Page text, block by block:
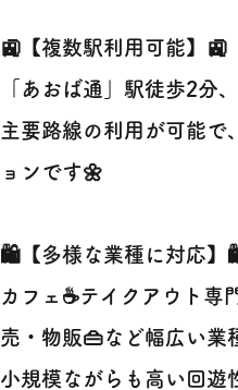
🚉【複数駅利用可能】🚉
「あおば通」駅徒歩2分
主要路線の利用が可能で
ョンです🌼
🛍️【多様な業種に対応
カフェ☕️テイクアウト専
売・物販👜など幅広い業
小規模ながらも高い回遊